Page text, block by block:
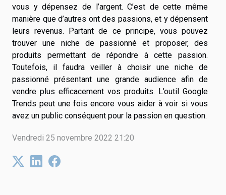
vous y dépensez de l’argent. C’est de cette même
manière que d’autres ont des passions, et y dépensent
leurs revenus. Partant de ce principe, vous pouvez
trouver une niche de passionné et proposer, des
produits permettant de répondre à cette passion.
Toutefois, il faudra veiller à choisir une niche de
passionné présentant une grande audience afin de
vendre plus efficacement vos produits. L’outil Google
Trends peut une fois encore vous aider à voir si vous
avez un public conséquent pour la passion en question.
Vendredi 25 novembre 2022 21:20